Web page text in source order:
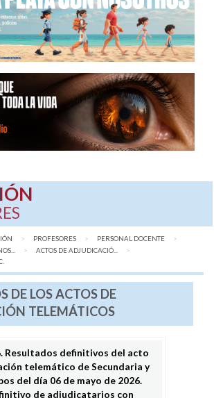
PROFESORES
PERSONAL DOCENTE
ACTOS DE ADJUDICACIÓ...
DE LOS ACTOS DE
TELEMÁTICOS
Resultados definitivos del acto
telemático de Secundaria y
del día 06 de mayo de 2026.
de adjudicatarios con